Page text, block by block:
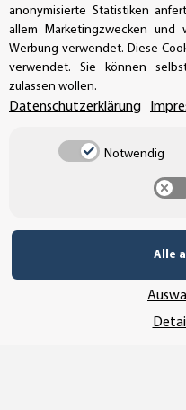
SSL-
anonymisierte Statistiken
allem Marketingzwecken und
Werbung verwendet. Diese
verwendet. Sie können
zulassen wollen.
Datenschutzerklärung
Notwendig
Alle